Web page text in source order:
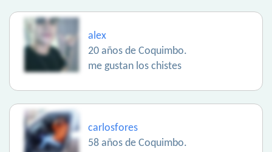
alex
20 años de Coquimbo.
me gustan los chistes
carlosfores
58 años de Coquimbo.